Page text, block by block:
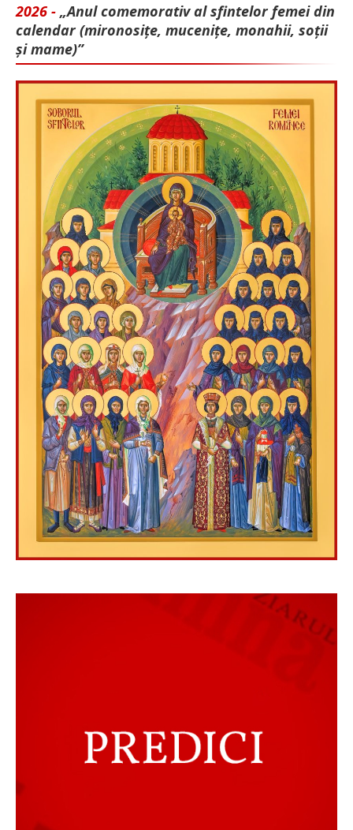
2026 - „Anul comemorativ al sfintelor femei din
calendar (mironosițe, mu­cenițe, monahii, soții
și mame)”